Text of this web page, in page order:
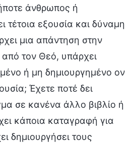
άνθρωπος ή
τέτοια εξουσία και δύναμη
μια απάντηση στην
τον Θεό, υπάρχει
ή μη δημιουργημένο ον
Έχετε ποτέ δει
σε κανένα άλλο βιβλίο ή
κάποια καταγραφή για
δημιουργήσει τους